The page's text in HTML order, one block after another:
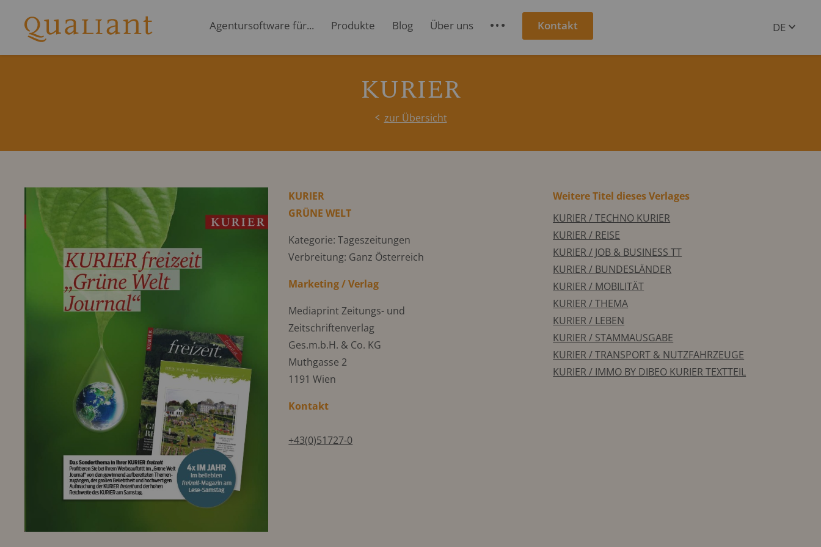
Agentursoftware für... Produkte Blog Über uns S Kontakt
DE
KURIER
zur Übersicht
KURIER
GRÜNE WELT
Kategorie: Tageszeitungen
Verbreitung: Ganz Österreich
Marketing / Verlag
Mediaprint Zeitungs- und
Zeitschriftenverlag
Ges.m.b.H. & Co. KG
Muthgasse 2
1191 Wien
Kontakt
+43(0)51727-0
Weitere Titel dieses Verlages
KURIER / TECHNO KURIER
KURIER / REISE
KURIER / JOB & BUSINESS TT
KURIER / BUNDESLÄNDER
KURIER / MOBILITÄT
KURIER / THEMA
KURIER / LEBEN
KURIER / STAMMAUSGABE
KURIER / TRANSPORT & NUTZFAHRZEUGE
KURIER / IMMO BY DIBEO KURIER TEXTTEIL